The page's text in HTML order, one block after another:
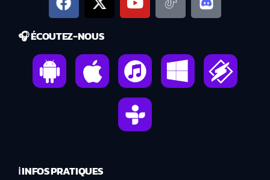
🎧 ÉCOUTEZ-NOUS
ℹ️ INFOS PRATIQUES